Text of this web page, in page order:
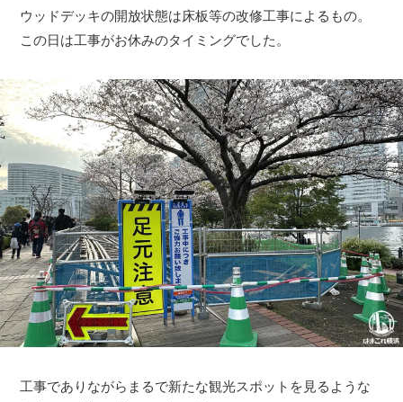
ウッドデッキの開放状態は床板等の改修工事によるもの。
この日は工事がお休みのタイミングでした。
工事でありながらまるで新たな観光スポットを見るような